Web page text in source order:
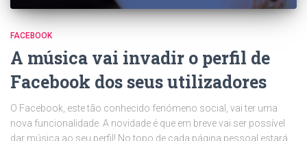
FACEBOOK
A música vai invadir o perfil de
Facebook dos seus utilizadores
O Facebook, este tão conhecido fenómeno social, vai ter uma
nova funcionalidade. A novidade é que em breve vai ser possível
dar música ao seu perfil! No topo de cada página pessoal estará